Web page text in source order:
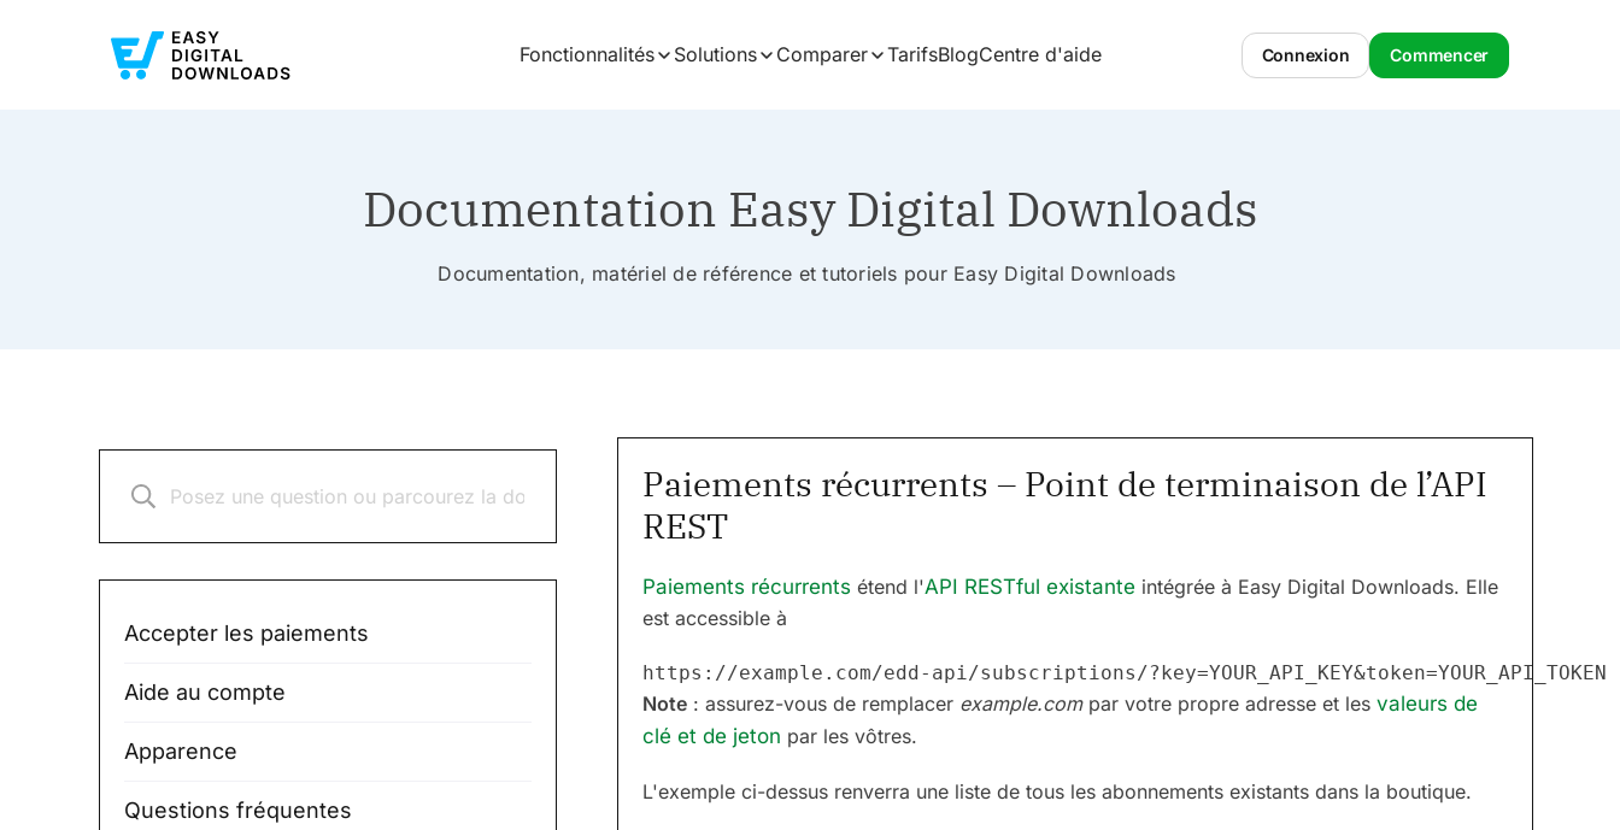
Fonctionnalités Solutions Comparer TarifsBlogCentre d'aide Connexion Commencer
Documentation Easy Digital Downloads
Documentation, matériel de référence et tutoriels pour Easy Digital Downloads
Accepter les paiements
Aide au compte
Apparence
Questions fréquentes
Paiements récurrents – Point de terminaison de l’API
REST
Paiements récurrents étend l'API RESTful existante intégrée à Easy Digital Downloads. Elle
est accessible à
Note : assurez-vous de remplacer example.compar votre propre adresse et les valeurs de
clé et de jeton par les vôtres.
L'exemple ci-dessus renverra une liste de tous les abonnements existants dans la boutique.